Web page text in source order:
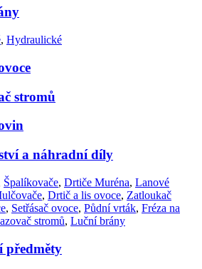
, Hydraulické
stromů
a náhradní díly
Špalíkovače, Drtiče Muréna, Lanové
, Drtič a lis ovoce, Zatloukač
, Setřásač ovoce, Půdní vrták, Fréza na
stromů, Luční brány
předměty